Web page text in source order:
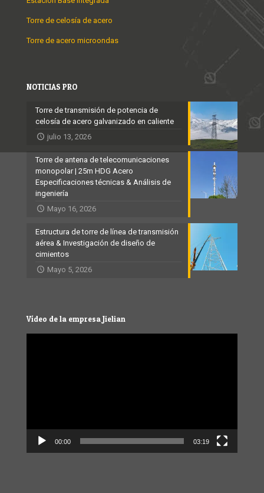
Torre de celosía de acero
Torre de acero microondas
NOTICIAS PRO
Torre de transmisión de potencia de
celosía de acero galvanizado en caliente
julio 13, 2026
Torre de antena de telecomunicaciones
monopolar | 25m HDG Acero
Especificaciones técnicas & Análisis de
ingeniería
Mayo 16, 2026
Estructura de torre de línea de transmisión
aérea & Investigación de diseño de
cimientos
Mayo 5, 2026
Vídeo de la empresa Jielian
00:00 03:19